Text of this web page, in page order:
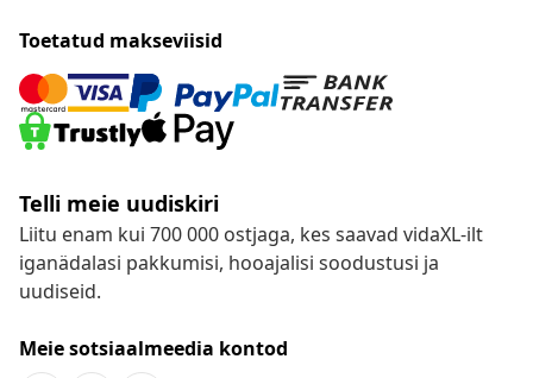
Toetatud makseviisid
Telli meie uudiskiri
Liitu enam kui 700 000 ostjaga, kes saavad vidaXL-ilt
iganädalasi pakkumisi, hooajalisi soodustusi ja
uudiseid.
Meie sotsiaalmeedia kontod